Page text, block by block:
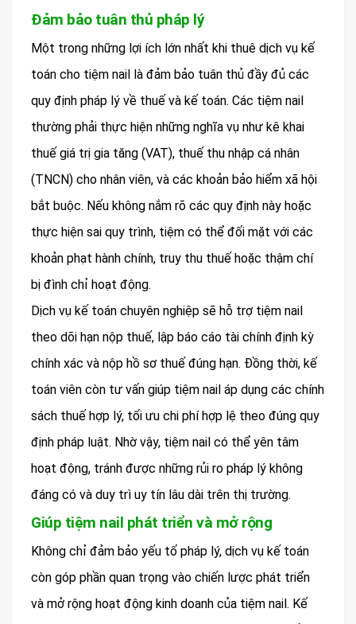
Đảm bảo tuân thủ pháp lý
Một trong những lợi ích lớn nhất khi thuê dịch vụ kế
toán cho tiệm nail là đảm bảo tuân thủ đầy đủ các
quy định pháp lý về thuế và kế toán. Các tiệm nail
thường phải thực hiện những nghĩa vụ như kê khai
thuế giá trị gia tăng (VAT), thuế thu nhập cá nhân
(TNCN) cho nhân viên, và các khoản bảo hiểm xã hội
bắt buộc. Nếu không nắm rõ các quy định này hoặc
thực hiện sai quy trình, tiệm có thể đối mặt với các
khoản phạt hành chính, truy thu thuế hoặc thậm chí
bị đình chỉ hoạt động.
Dịch vụ kế toán chuyên nghiệp sẽ hỗ trợ tiệm nail
theo dõi hạn nộp thuế, lập báo cáo tài chính định kỳ
chính xác và nộp hồ sơ thuế đúng hạn. Đồng thời, kế
toán viên còn tư vấn giúp tiệm nail áp dụng các chính
sách thuế hợp lý, tối ưu chi phí hợp lệ theo đúng quy
định pháp luật. Nhờ vậy, tiệm nail có thể yên tâm
hoạt động, tránh được những rủi ro pháp lý không
đáng có và duy trì uy tín lâu dài trên thị trường.
Giúp tiệm nail phát triển và mở rộng
Không chỉ đảm bảo yếu tố pháp lý, dịch vụ kế toán
còn góp phần quan trọng vào chiến lược phát triển
và mở rộng hoạt động kinh doanh của tiệm nail. Kế